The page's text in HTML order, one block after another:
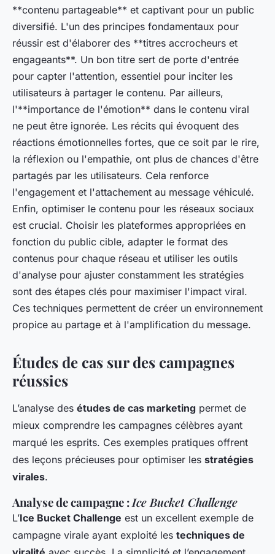
**contenu partageable** et captivant pour un public
diversifié. L'un des principes fondamentaux pour
réussir est d'élaborer des **titres accrocheurs et
engageants**. Un bon titre sert de porte d'entrée
pour capter l'attention, essentiel pour inciter les
utilisateurs à partager le contenu. Par ailleurs,
l'**importance de l'émotion** dans le contenu viral
ne peut être ignorée. Les récits qui évoquent des
réactions émotionnelles fortes, que ce soit par le rire,
la réflexion ou l'empathie, ont plus de chances d'être
partagés par les utilisateurs. Cela renforce
l'engagement et l'attachement au message véhiculé.
Enfin, optimiser le contenu pour les réseaux sociaux
est crucial. Choisir les plateformes appropriées en
fonction du public cible, adapter le format des
contenus pour chaque réseau et utiliser les outils
d'analyse pour ajuster constamment les stratégies
sont des étapes clés pour maximiser l'impact viral.
Ces techniques permettent de créer un environnement
propice au partage et à l'amplification du message.
Études de cas sur des campagnes
réussies
L’analyse des études de cas marketing permet de
mieux comprendre les campagnes célèbres ayant
marqué les esprits. Ces exemples pratiques offrent
des leçons précieuses pour optimiser les stratégies
virales.
Analyse de campagne :Ice Bucket Challenge
L’Ice Bucket Challenge est un excellent exemple de
campagne virale ayant exploité les techniques de